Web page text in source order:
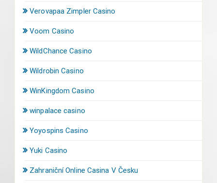
Verovapaa Zimpler Casino
Voom Casino
WildChance Casino
Wildrobin Casino
WinKingdom Casino
winpalace casino
Yoyospins Casino
Yuki Casino
Zahraniční Online Casina V Česku